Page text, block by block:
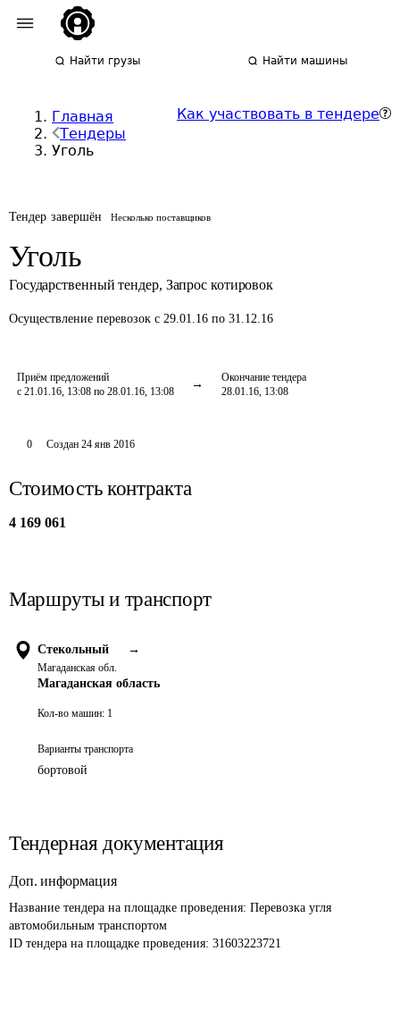
Найти грузы Найти машины
Главная
Тендеры
Уголь
Как участвовать в тендере
Тендер завершён Несколько поставщиков
Уголь
Государственный тендер, Запрос котировок
Осуществление перевозок с 29.01.16 по 31.12.16
Приём предложений
с 21.01.16, 13:08 по 28.01.16, 13:08
Окончание тендера
28.01.16, 13:08
0 Создан 24 янв 2016
Стоимость контракта
4 169 061
Маршруты и транспорт
Стекольный →
Магаданская обл.
Магаданская область
Кол-во машин: 1
Варианты транспорта
бортовой
Тендерная документация
Доп. информация
Название тендера на площадке проведения: Перевозка угля
автомобильным транспортом
ID тендера на площадке проведения: 31603223721